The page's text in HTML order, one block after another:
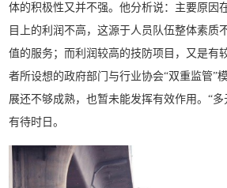
体的积极性又并不强。他分析说：主要原因
目上的利润不高，这源于人员队伍整体素质
值的服务；而利润较高的技防项目，又是有
者所设想的政府部门与行业协会“双重监管”
展还不够成熟，也暂未能发挥有效作用。“
有待时日。